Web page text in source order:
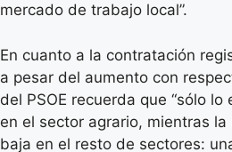
mercado de trabajo local”.
En cuanto a la contratación
a pesar del aumento con
del PSOE recuerda que “sólo
en el sector agrario, mientras
baja en el resto de sectores: